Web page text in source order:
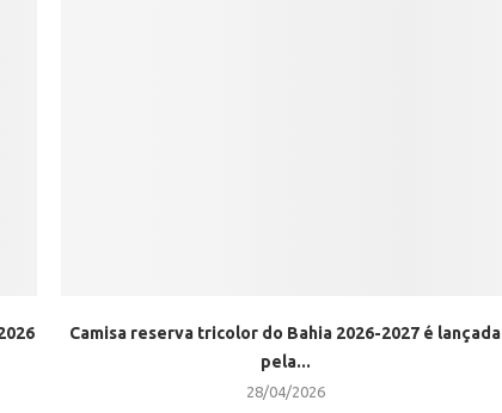
Camisa reserva tricolor do Bahia 2026-2027 é lançada
pela...
28/04/2026